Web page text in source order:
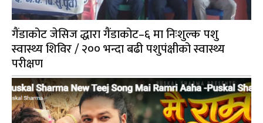
गैंडाकोट जेसिज द्धारा गैंडाकोट–६ मा निःशुल्क पशु
स्वास्थ्य शिविर / २०० भन्दा बढी पशुपंक्षीको स्वास्थ्य
परीक्षण